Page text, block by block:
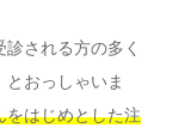
診される方の多く
おっしゃいま
をはじめとした注